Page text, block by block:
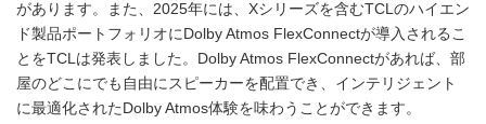
があります。また、2025年には、Xシリーズを含むTCLのハイエン
ド製品ポートフォリオにDolby Atmos FlexConnectが導入されるこ
とをTCLは発表しました。Dolby Atmos FlexConnectがあれば、部
屋のどこにでも自由にスピーカーを配置でき、インテリジェント
に最適化されたDolby Atmos体験を味わうことができます。